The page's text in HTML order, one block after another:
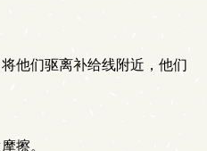
他们驱离补给线附近，他们
擦。